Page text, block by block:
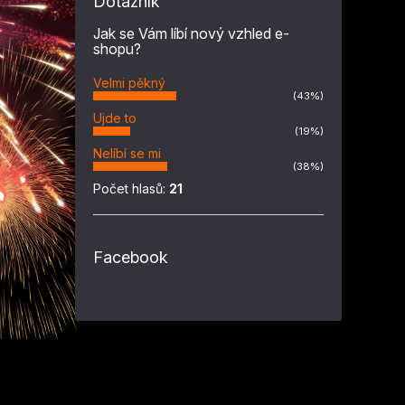
Jak se Vám líbí nový vzhled e-
shopu?
Velmi pěkný
(43%)
Ujde to
(19%)
Nelíbí se mi
(38%)
Počet hlasů: 21
Facebook